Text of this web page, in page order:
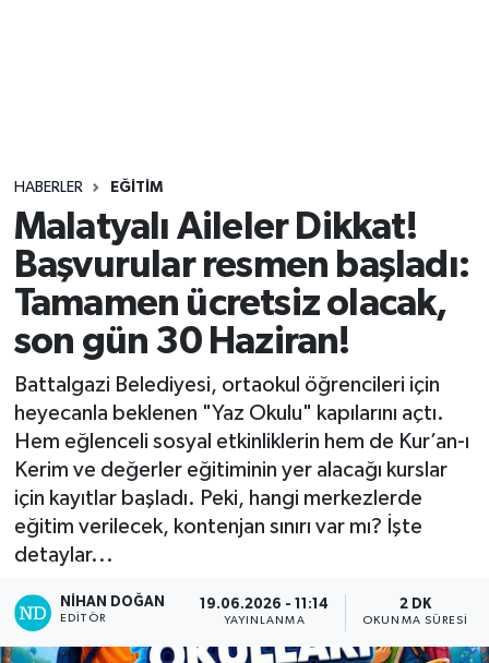
HABERLER EĞITIM
Malatyalı Aileler Dikkat!
Başvurular resmen başladı:
Tamamen ücretsiz olacak,
son gün 30 Haziran!
Battalgazi Belediyesi, ortaokul öğrencileri için
heyecanla beklenen "Yaz Okulu" kapılarını açtı.
Hem eğlenceli sosyal etkinliklerin hem de Kur’an-ı
Kerim ve değerler eğitiminin yer alacağı kurslar
için kayıtlar başladı. Peki, hangi merkezlerde
eğitim verilecek, kontenjan sınırı var mı? İşte
detaylar...
NIHAN DOĞAN
EDITÖR
19.06.2026 - 11:14
YAYINLANMA
2 DK
OKUNMA SÜRESI
Yaşam